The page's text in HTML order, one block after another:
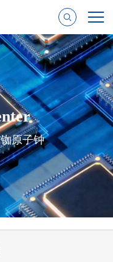
原子钟